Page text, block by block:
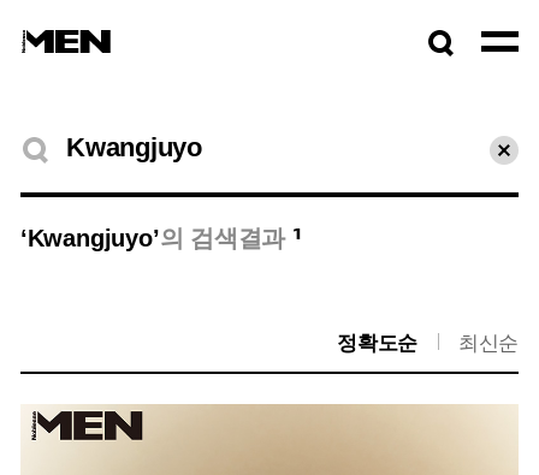
검색결과
초기
‘Kwangjuyo’의 검색결과 1
정확도순 최신순